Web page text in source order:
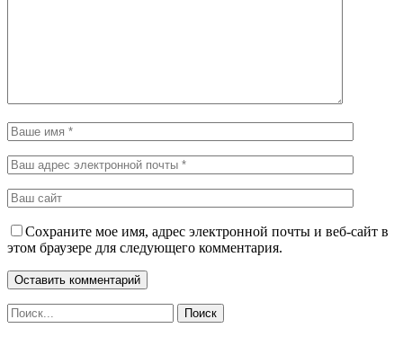
Сохраните мое имя, адрес электронной почты и веб-сайт в
этом браузере для следующего комментария.